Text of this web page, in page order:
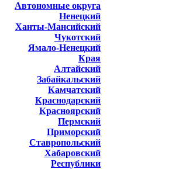
Автономные округа
Ненецкий
Ханты-Мансийский
Чукотский
Ямало-Ненецкий
Края
Алтайский
Забайкальский
Камчатский
Краснодарский
Красноярский
Пермский
Приморский
Ставропольский
Хабаровский
Республики